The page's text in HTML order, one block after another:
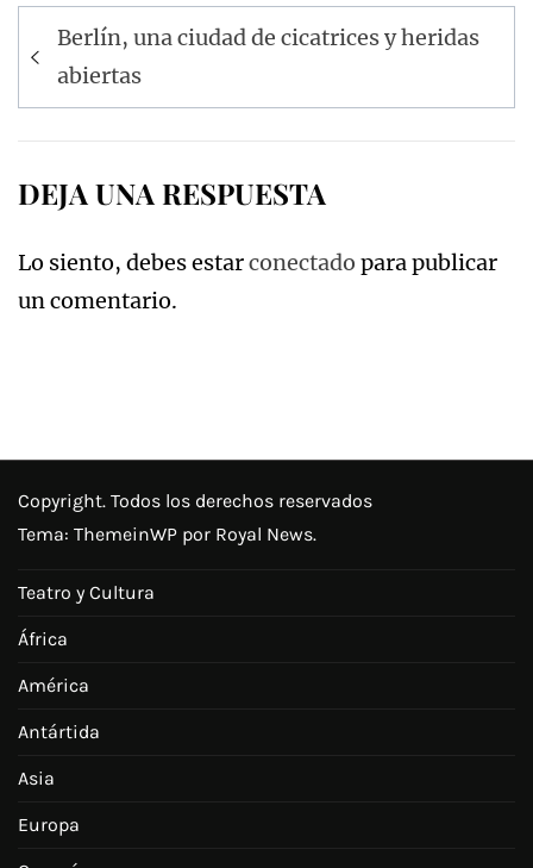
Navegación
de
entradas
Berlín, una ciudad de cicatrices y heridas
abiertas
DEJA UNA RESPUESTA
Lo siento, debes estarconectado para publicar
un comentario.
Copyright. Todos los derechos reservados
Tema: ThemeinWP por Royal News.
Teatro y Cultura
África
América
Antártida
Asia
Europa